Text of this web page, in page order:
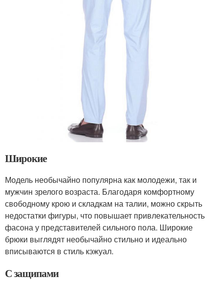
Широкие
Модель необычайно популярна как молодежи, так и
мужчин зрелого возраста. Благодаря комфортному
свободному крою и складкам на талии, можно скрыть
недостатки фигуры, что повышает привлекательность
фасона у представителей сильного пола. Широкие
брюки выглядят необычайно стильно и идеально
вписываются в стиль кэжуал.
С защипами